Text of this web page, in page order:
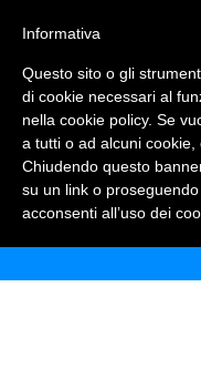
Home Shop
Informativa
Questo sito o gli
di cookie necessari al
nella cookie policy. Se
a tutti o ad alcuni cookie,
Chiudendo questo
su un link o
acconsenti all’uso dei